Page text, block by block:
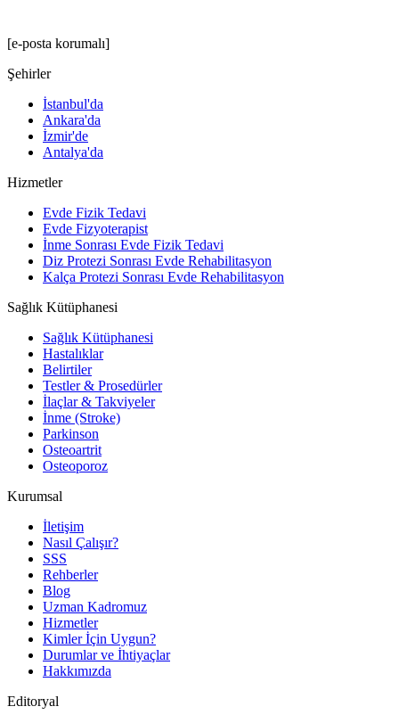
[e-posta korumalı]
Şehirler
İstanbul'da
Ankara'da
İzmir'de
Antalya'da
Hizmetler
Evde Fizik Tedavi
Evde Fizyoterapist
İnme Sonrası Evde Fizik Tedavi
Diz Protezi Sonrası Evde Rehabilitasyon
Kalça Protezi Sonrası Evde Rehabilitasyon
Sağlık Kütüphanesi
Sağlık Kütüphanesi
Hastalıklar
Belirtiler
Testler & Prosedürler
İlaçlar & Takviyeler
İnme (Stroke)
Parkinson
Osteoartrit
Osteoporoz
Kurumsal
İletişim
Nasıl Çalışır?
SSS
Rehberler
Blog
Uzman Kadromuz
Hizmetler
Kimler İçin Uygun?
Durumlar ve İhtiyaçlar
Hakkımızda
Editoryal